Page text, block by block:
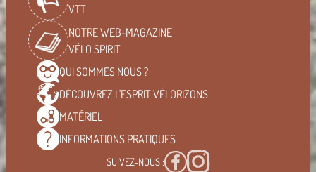
VTT
NOTRE WEB-MAGAZINE
VÉLO SPIRIT
QUI SOMMES NOUS ?
DÉCOUVREZ L'ESPRITVÉLORIZONS
MATÉRIEL
INFORMATIONS PRATIQUES
SUIVEZ-NOUS :